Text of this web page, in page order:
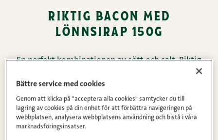
riktig bacon med
lönnsirap 150g
En perfekt kombinationen av sött och salt. Riktig
lönnsirapskristaller som ger en sofistikerad,
karamelliserande sötma. Hemligheten bakom
knaprigheten i vårt bacon är torrsaltningen.
Resultatet är en intensiv smak och en perfekt
Bättre service med cookies
Genom att klicka på "acceptera alla cookies" samtycker du till
lagring av cookies på din enhet för att förbättra navigeringen på
webbplatsen, analysera webbplatsens användning och bistå i våra
marknadsföringsinsatser.